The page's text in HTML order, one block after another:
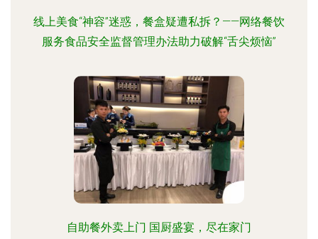
线上美食“神容”迷惑，餐盒疑遭私拆？——网络餐饮
服务食品安全监督管理办法助力破解“舌尖烦恼”
自助餐外卖上门 国厨盛宴，尽在家门